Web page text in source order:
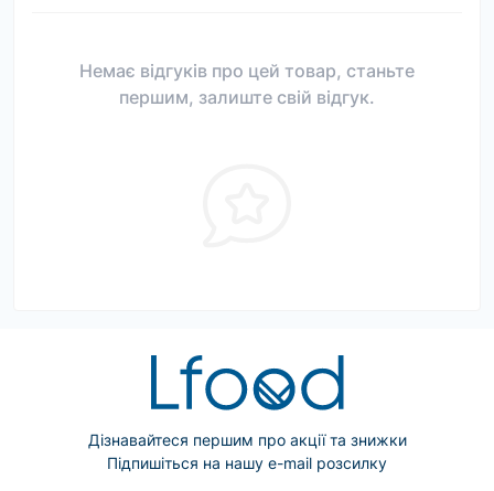
Немає відгуків про цей товар, станьте
першим, залиште свій відгук.
Дізнавайтеся першим про акції та знижки
Підпишіться на нашу e-mail розсилку